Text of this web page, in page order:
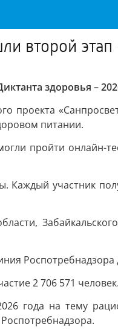
второй
здоровья –
проекта
питании.
пройти онлайн-
Каждый участник
Роспотребнадзора
2 706 571 человек.
года на тему